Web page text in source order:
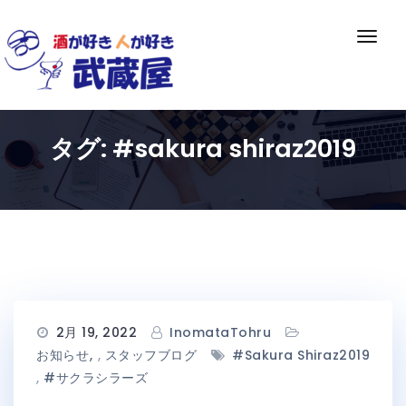
to
content
ナ
ー
シ
ョ
切
り
タグ: #sakura shiraz2019
2月 19, 2022
InomataTohru
お知らせ , スタッフブログ
#sakura Shiraz2019
, #サクラシラーズ